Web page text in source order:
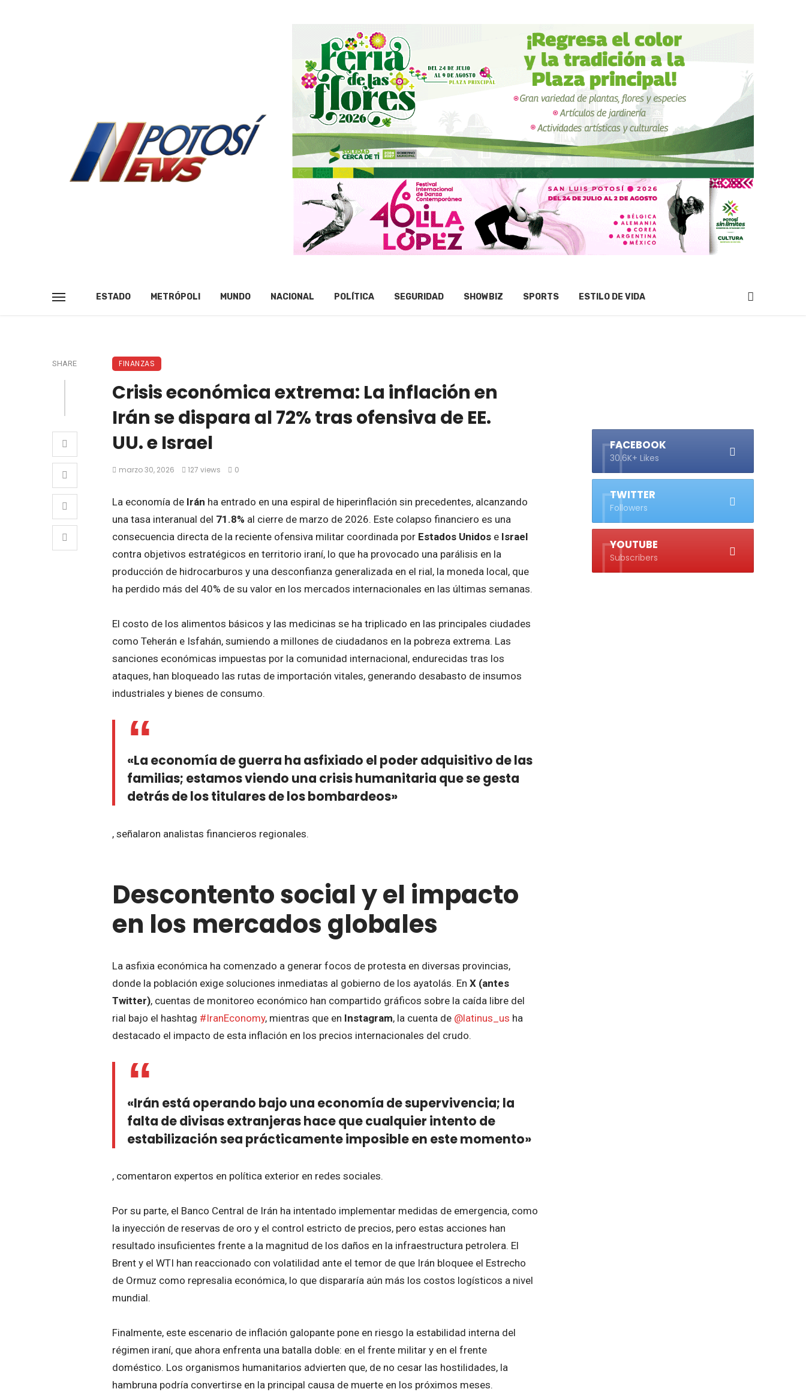
ESTADO METRÓPOLI MUNDO NACIONAL POLÍTICA SEGURIDAD SHOWBIZ SPORTS ESTILO DE VIDA
SHARE FINANZAS
Crisis económica extrema: La inflación en
Irán se dispara al 72% tras ofensiva de EE.
UU. e Israel
marzo 30, 2026 127 views 0
La economía de Irán ha entrado en una espiral de hiperinflación sin precedentes, alcanzando
una tasa interanual del 71.8% al cierre de marzo de 2026. Este colapso financiero es una
consecuencia directa de la reciente ofensiva militar coordinada por Estados Unidos e Israel
contra objetivos estratégicos en territorio iraní, lo que ha provocado una parálisis en la
producción de hidrocarburos y una desconfianza generalizada en el rial, la moneda local, que
ha perdido más del 40% de su valor en los mercados internacionales en las últimas semanas.
El costo de los alimentos básicos y las medicinas se ha triplicado en las principales ciudades
como Teherán e Isfahán, sumiendo a millones de ciudadanos en la pobreza extrema. Las
sanciones económicas impuestas por la comunidad internacional, endurecidas tras los
ataques, han bloqueado las rutas de importación vitales, generando desabasto de insumos
industriales y bienes de consumo.
«La economía de guerra ha asfixiado el poder adquisitivo de las
familias; estamos viendo una crisis humanitaria que se gesta
detrás de los titulares de los bombardeos»
, señalaron analistas financieros regionales.
Descontento social y el impacto
en los mercados globales
La asfixia económica ha comenzado a generar focos de protesta en diversas provincias,
donde la población exige soluciones inmediatas al gobierno de los ayatolás. En X (antes
Twitter), cuentas de monitoreo económico han compartido gráficos sobre la caída libre del
rial bajo el hashtag #IranEconomy, mientras que en Instagram, la cuenta de @latinus_us ha
destacado el impacto de esta inflación en los precios internacionales del crudo.
«Irán está operando bajo una economía de supervivencia; la
falta de divisas extranjeras hace que cualquier intento de
estabilización sea prácticamente imposible en este momento»
, comentaron expertos en política exterior en redes sociales.
Por su parte, el Banco Central de Irán ha intentado implementar medidas de emergencia, como
la inyección de reservas de oro y el control estricto de precios, pero estas acciones han
resultado insuficientes frente a la magnitud de los daños en la infraestructura petrolera. El
Brent y el WTI han reaccionado con volatilidad ante el temor de que Irán bloquee el Estrecho
de Ormuz como represalia económica, lo que dispararía aún más los costos logísticos a nivel
mundial.
Finalmente, este escenario de inflación galopante pone en riesgo la estabilidad interna del
régimen iraní, que ahora enfrenta una batalla doble: en el frente militar y en el frente
doméstico. Los organismos humanitarios advierten que, de no cesar las hostilidades, la
hambruna podría convertirse en la principal causa de muerte en los próximos meses.
FACEBOOK
30.6K+ Likes
TWITTER
Followers
YOUTUBE
Subscribers